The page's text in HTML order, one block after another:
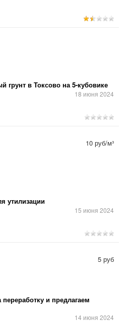
грунт в Токсово на 5-кубовике
18 июня 2024
утилизации
15 июня 2024
10 руб/м³
и предлагаем
14 июня 2024
5 руб